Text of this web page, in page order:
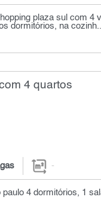
plaza sul com 4
dormitórios, na
4 quartos
-
4 dormitórios, 1